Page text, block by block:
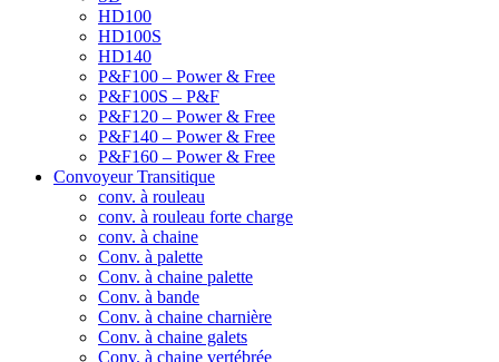
HD100
HD100S
HD140
P&F100 – Power & Free
P&F100S – P&F
P&F120 – Power & Free
P&F140 – Power & Free
P&F160 – Power & Free
Convoyeur Transitique
conv. à rouleau
conv. à rouleau forte charge
conv. à chaine
Conv. à palette
Conv. à chaine palette
Conv. à bande
Conv. à chaine charnière
Conv. à chaine galets
Conv. à chaine vertébrée